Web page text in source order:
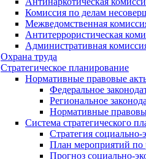
Комиссия по делам
Межведомственная
Антитеррористическая
Административная
Охрана труда
Стратегическое планирование
Нормативные правовые
Федеральное
Региональное
Нормативные
Система стратегического
Стратегия
План мероприятий по
Прогноз социально-